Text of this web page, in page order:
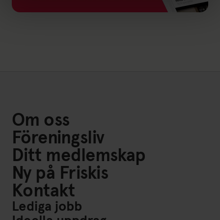
Om oss
Föreningsliv
Ditt medlemskap
Ny på Friskis
Kontakt
Lediga jobb